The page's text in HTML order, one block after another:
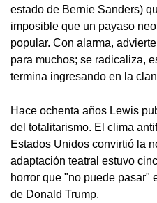
estado de Bernie Sanders)
imposible que un payaso
popular. Con alarma,
para muchos; se radicaliza,
termina ingresando en la
Hace ochenta años Lewis
del totalitarismo. El clima
Estados Unidos convirtió la
adaptación teatral estuvo
horror que "no puede pasar"
de Donald Trump.